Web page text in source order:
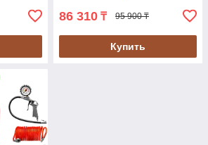
86 310 ₸ 95 900 ₸
Купить